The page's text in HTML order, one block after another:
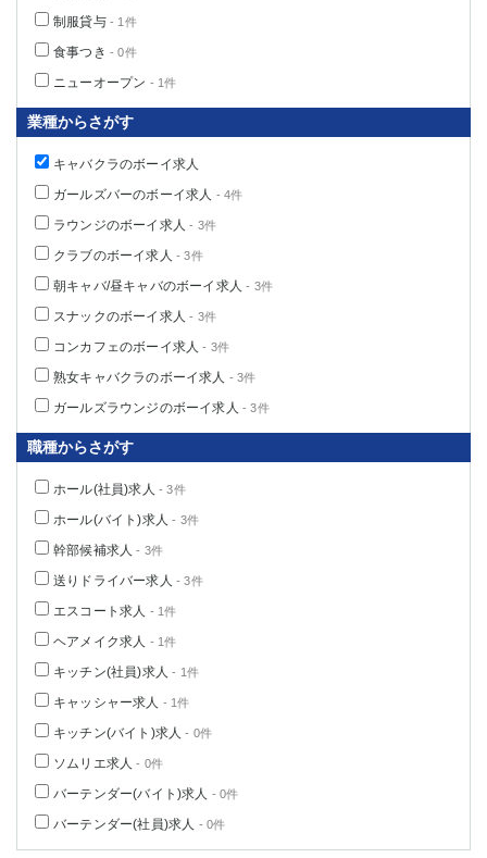
制服貸与- 1件
食事つき - 0件
ニューオープン - 1件
業種からさがす
キャバクラのボーイ求人
ガールズバーのボーイ求人 - 4件
ラウンジのボーイ求人 - 3件
クラブのボーイ求人 - 3件
朝キャバ/昼キャバのボーイ求人 - 3件
スナックのボーイ求人 - 3件
コンカフェのボーイ求人 - 3件
熟女キャバクラのボーイ求人 - 3件
ガールズラウンジのボーイ求人 - 3件
職種からさがす
ホール(社員)求人 - 3件
ホール(バイト)求人 - 3件
幹部候補求人 - 3件
送りドライバー求人 - 3件
エスコート求人 - 1件
ヘアメイク求人 - 1件
キッチン(社員)求人 - 1件
キャッシャー求人 - 1件
キッチン(バイト)求人 - 0件
ソムリエ求人 - 0件
バーテンダー(バイト)求人 - 0件
バーテンダー(社員)求人 - 0件